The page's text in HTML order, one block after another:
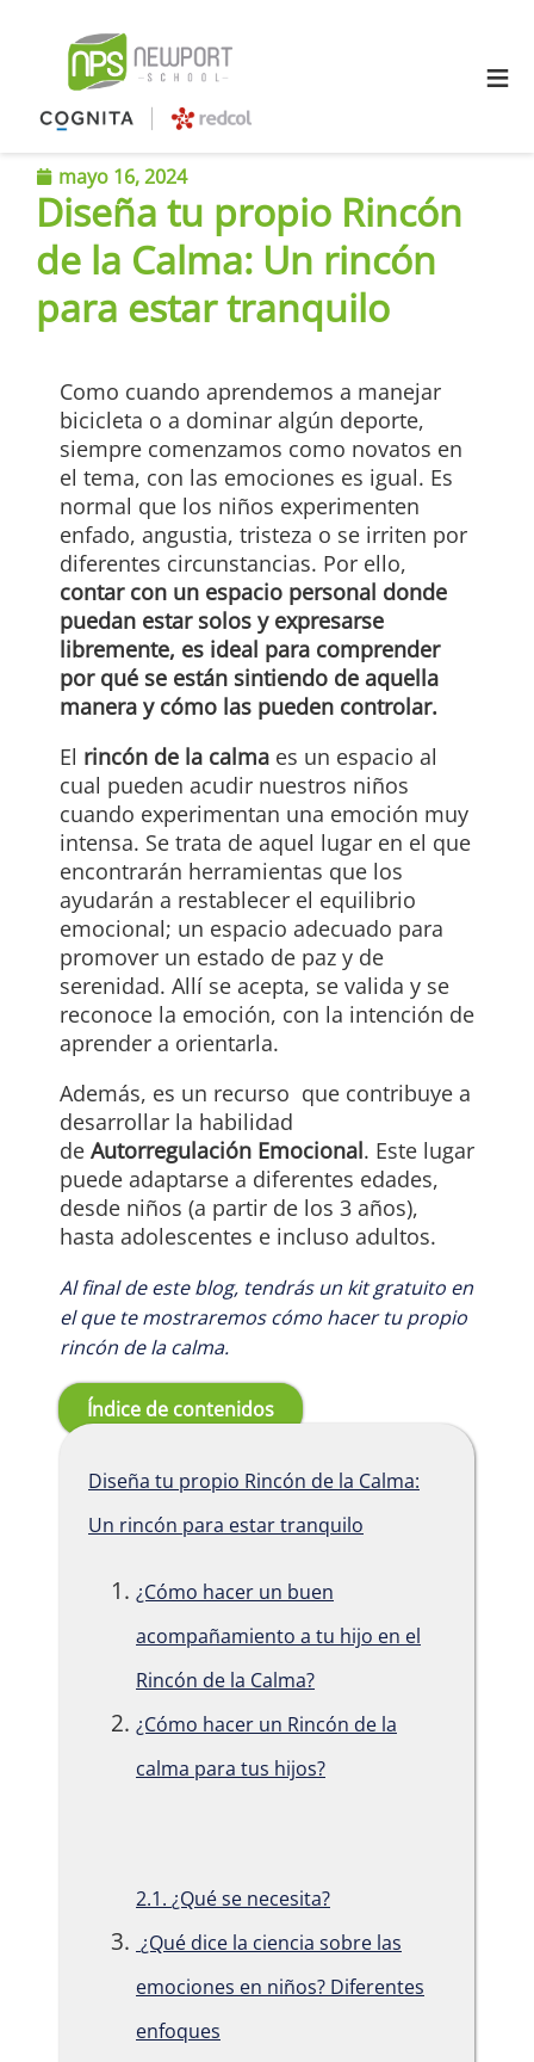
≡
mayo 16, 2024
Diseña tu propio Rincón
de la Calma: Un rincón
para estar tranquilo
Como cuando aprendemos a manejar
bicicleta o a dominar algún deporte,
siempre comenzamos como novatos en
el tema, con las emociones es igual. Es
normal que los niños experimenten
enfado, angustia, tristeza o se irriten por
diferentes circunstancias. Por ello,
contar con un espacio personal donde
puedan estar solos y expresarse
libremente, es ideal para comprender
por qué se están sintiendo de aquella
manera y cómo las pueden controlar.
El rincón de la calma es un espacio al
cual pueden acudir nuestros niños
cuando experimentan una emoción muy
intensa. Se trata de aquel lugar en el que
encontrarán herramientas que los
ayudarán a restablecer el equilibrio
emocional; un espacio adecuado para
promover un estado de paz y de
serenidad. Allí se acepta, se valida y se
reconoce la emoción, con la intención de
aprender a orientarla.
Además, es un recurso que contribuye a
desarrollar la habilidad
de Autorregulación Emocional. Este lugar
puede adaptarse a diferentes edades,
desde niños (a partir de los 3 años),
hasta adolescentes e incluso adultos.
Al final de este blog, tendrás un kit gratuito en
el que te mostraremos cómo hacer tu propio
rincón de la calma.
Índice de contenidos
Diseña tu propio Rincón de la Calma:
Un rincón para estar tranquilo
¿Cómo hacer un buen
acompañamiento a tu hijo en el
Rincón de la Calma?
¿Cómo hacer un Rincón de la
calma para tus hijos?
2.1. ¿Qué se necesita?
¿Qué dice la ciencia sobre las
emociones en niños? Diferentes
enfoques